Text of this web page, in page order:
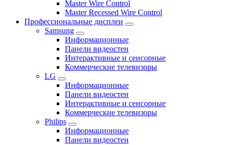
Master Wire Control
Master Recessed Wire Control
Профессиональные дисплеи
Samsung
Информационные
Панели видеостен
Интерактивные и сенсорные
Коммерческие телевизоры
LG
Информационные
Панели видеостен
Интерактивные и сенсорные
Коммерческие телевизоры
Philips
Информационные
Панели видеостен